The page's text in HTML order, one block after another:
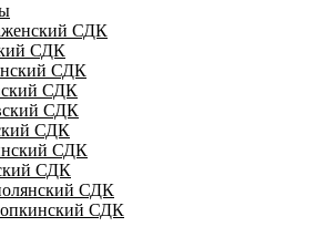
СДК
СДК
СДК
СДК
СДК
СДК
СДК
СДК
СДК
СДК